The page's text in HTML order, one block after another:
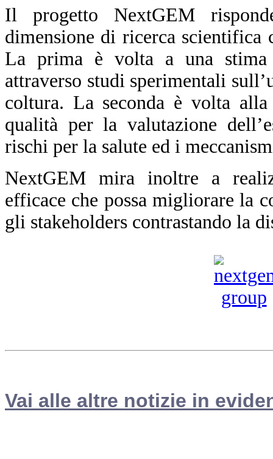
Il progetto NextGEM
dimensione di ricerca scientifica
La prima è volta a una stima
attraverso studi sperimentali
coltura. La seconda è volta
qualità per la valutazione
rischi per la salute ed i
NextGEM mira inoltre a
efficace che possa migliorare la
gli stakeholders contrastando la
Vai alle altre notizie in